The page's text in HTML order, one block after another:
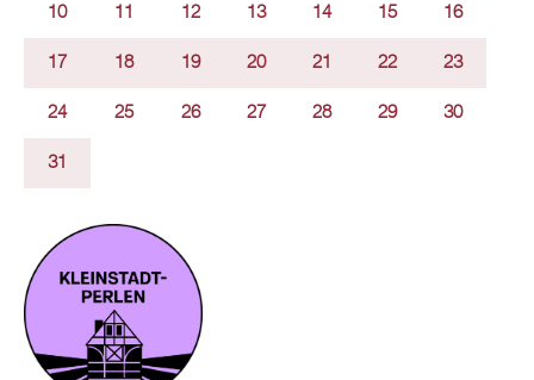
10 11 12 13 14 15 16
17 18 19 20 21 22 23
24 25 26 27 28 29 30
31